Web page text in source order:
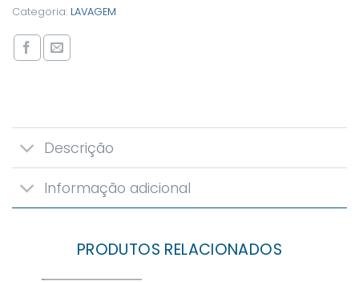
Categoria: LAVAGEM
Descrição
Informação adicional
PRODUTOS RELACIONADOS